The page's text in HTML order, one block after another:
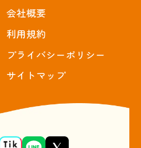
会社概要
利用規約
プライバシーポリシー
サイトマップ